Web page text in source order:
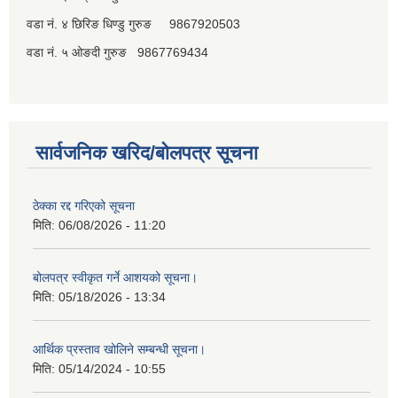
वडा नं. ४ छिरिङ धिण्डु गुरुङ 9867920503
वडा नं. ५ ओङदी गुरुङ 9867769434
सार्वजनिक खरिद/बोलपत्र सूचना
ठेक्का रद्द गरिएको सूचना
मिति: 06/08/2026 - 11:20
बोलपत्र स्वीकृत गर्ने आशयको सूचना।
मिति: 05/18/2026 - 13:34
आर्थिक प्रस्ताव खोलिने सम्बन्धी सूचना।
मिति: 05/14/2024 - 10:55